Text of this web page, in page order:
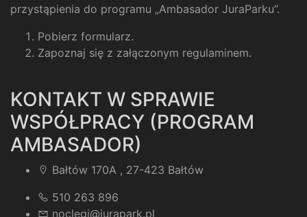
przystąpienia do programu „Ambasador JuraParku”.
Pobierz formularz.
Zapoznaj się z załączonym regulaminem.
KONTAKT W SPRAWIE
WSPÓŁPRACY (PROGRAM
AMBASADOR)
Bałtów 170A , 27-423 Bałtów
510 263 896
noclegi@jurapark.pl